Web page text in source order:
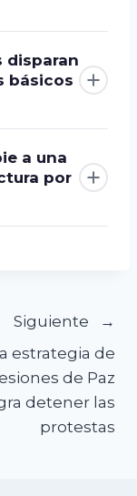
disparan
básicos
a una
por
Siguiente
estrategia de
de Paz
detener las
protestas